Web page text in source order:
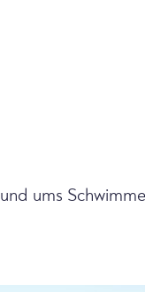
ums